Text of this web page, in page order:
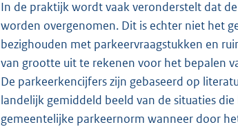
In de praktijk wordt vaak veronderstelt dat
worden overgenomen. Dit is echter niet het
bezighouden met parkeervraagstukken en
van grootte uit te rekenen voor het bepalen
De parkeerkencijfers zijn gebaseerd op
landelijk gemiddeld beeld van de situaties
gemeentelijke parkeernorm wanneer door